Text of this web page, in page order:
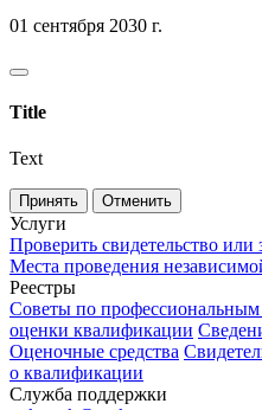
01 сентября 2030 г.
Title
Text
Принять Отменить
Услуги
Проверить свидетельство или
Места проведения
Реестры
Советы по
оценки квалификации
Оценочные средства
о квалификации
Служба поддержки